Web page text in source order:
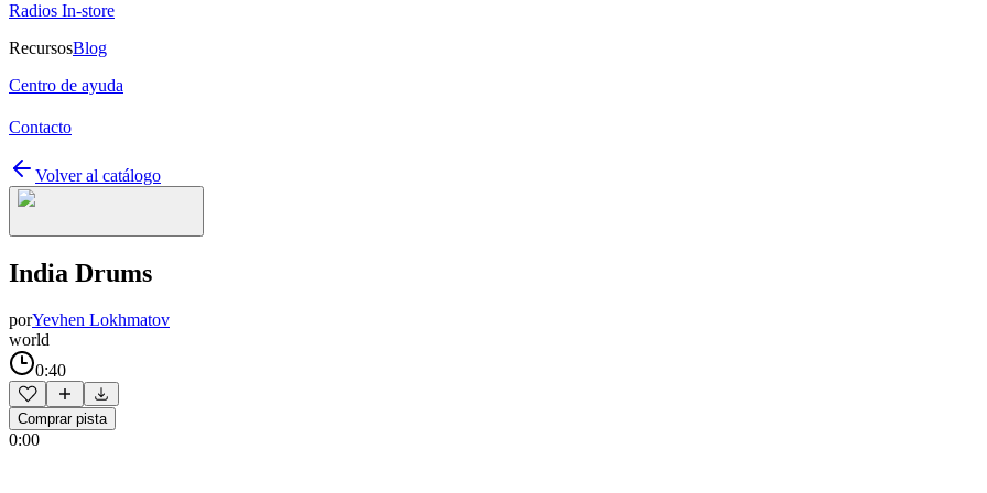
Radios In-store
RecursosBlog
Centro de ayuda
Contacto
Volver al catálogo
India Drums
porYevhen Lokhmatov
world
0:40
Comprar pista
0:00